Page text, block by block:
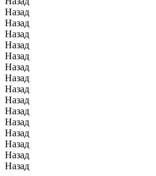
Назад
Назад
Назад
Назад
Назад
Назад
Назад
Назад
Назад
Назад
Назад
Назад
Назад
Назад
Назад